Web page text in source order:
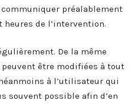
préalablement
de l’intervention.
De la même
être modifiées à tout
à l’utilisateur qui
souvent possible afin d’en